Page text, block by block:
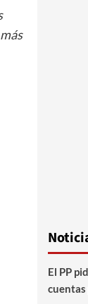
El PP
cuentas